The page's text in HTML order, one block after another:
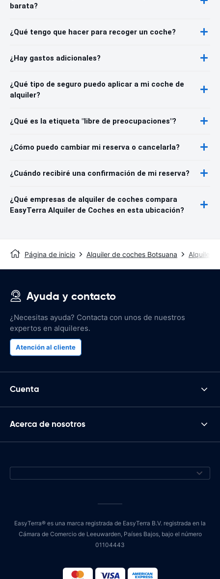
barata?
¿Qué tengo que hacer para recoger un coche?
¿Hay gastos adicionales?
¿Qué tipo de seguro puedo aplicar a mi coche de
alquiler?
¿Qué es la etiqueta "libre de preocupaciones"?
¿Cómo puedo cambiar mi reserva o cancelarla?
¿Cuándo recibiré una confirmación de mi reserva?
¿Qué empresas de alquiler de coches compara
EasyTerra Alquiler de Coches en esta ubicación?
Página de inicio Alquiler de coches Botsuana Alquiler
Ayuda y contacto
¿Necesitas ayuda? Contacta con unos de nuestros
expertos en alquileres.
Atención al cliente
Cuenta
Acerca de nosotros
EasyTerra® es una marca registrada de EasyTerra B.V. registrada en la
Cámara de Comercio de Leeuwarden, Países Bajos, bajo el número
01104443